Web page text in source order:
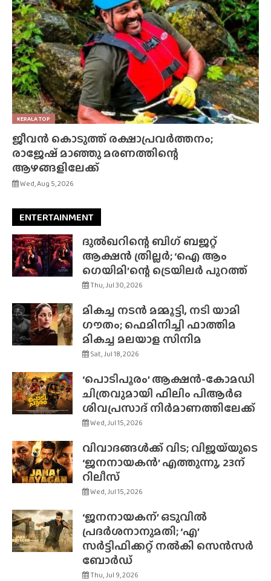
KERALA TOP
ജീവൻ കൊടുത്ത് രക്ഷാപ്രവർത്തനം;
രാജേഷ് മാഞ്ഞു മരണത്തിന്റെ
ആഴങ്ങളിലേക്ക്
Wed, Aug 5, 2026
ENTERTAINMENT
ദുൽഖറിന്റെ ബിഗ് ബജറ്റ്
ആക്ഷൻ ത്രില്ലർ; ‘ഐ ആം
ഗെയിമി’ന്റെ ട്രെയിലർ പുറത്ത്
Thu, Jul 30, 2026
മികച്ച നടൻ മമ്മൂട്ടി, നടി യാമി
ഗൗതം; ഫെമിനിച്ചി ഫാത്തിമ
മികച്ച മലയാള സിനിമ
Sat, Jul 18, 2026
‘പൊടിപൂരം’ ആക്ഷൻ-കോമഡി
ചിത്രവുമായി ഫിലിം പിആർഒ
ശിവപ്രസാദ് നിർമാണത്തിലേക്ക്
Wed, Jul 15, 2026
വിവാദങ്ങൾക്ക് വിട; വിജയ്‌യുടെ
‘ജനനായകൻ’ എത്തുന്നു, 23ന്
റിലീസ്
Wed, Jul 15, 2026
‘ജനനായകന്’ ഒടുവിൽ
പ്രദർശനാനുമതി; ‘എ’
സർട്ടിഫിക്കറ്റ് നൽകി സെൻസർ
ബോർഡ്
Thu, Jul 9, 2026